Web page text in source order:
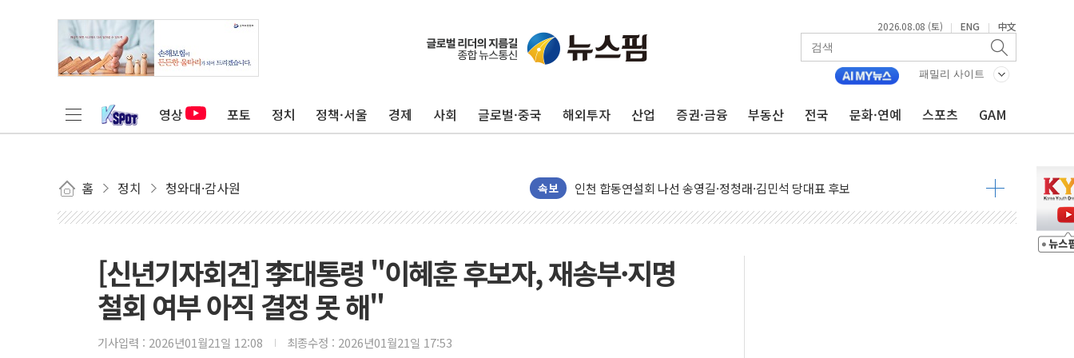
2026.08.08 (토) | ENG | 中文
패밀리 사이트
영상 포토 정치 정책·서울 경제 사회 글로벌·중국 해외투자 산업 증권·금융 부동산 전국 문화·연예 스포츠 GAM
홈 정치 청와대·감사원 속보
울진·영덕 '호우특보'-포항 '산사태 주의보'...경북도, 호우 피해·통제구간 없어
[종합] 김민석, 정청래에 '0.86%p' 차 재역전 성공...金 45.42% vs 鄭 44.56%
김민석, 2주차 제주·인천 경선서 정청래에 승리...47.75% vs 42.08%
인사하는 김민석 당대표 후보
[속보] 민주, 인천 경선 결과 발표...김민석 45.09% 정청래 43.27% 송영길 11.63%
[속보] 민주, 제주 경선 결과 발표...김민석 52.64% 정청래 39.89% 송영길 7.47%
[신년기자회견] 李대통령 "이혜훈 후보자, 재송부·지명
철회 여부 아직 결정 못 해"
기사입력 : 2026년01월21일 12:08 최종수정 : 2026년01월21일 17:53